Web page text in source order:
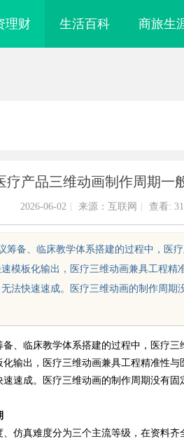
理财 生活百科 商旅生
疗产品三维动画制作周期一
2026-06-02 来源：互联网 查看:
筹备、临床教学体系搭建的过程中，医
模板化输出，医疗三维动画兼具工程
法快速速成。医疗三维动画的制作周期
临床教学体系搭建的过程中，医疗三
输出，医疗三维动画兼具工程精准性
速成。医疗三维动画的制作周期没有固
仿真难度分为三个主流等级，在资料